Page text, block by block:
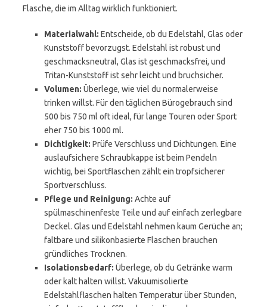
Flasche, die im Alltag wirklich funktioniert.
Materialwahl: Entscheide, ob du Edelstahl, Glas oder
Kunststoff bevorzugst. Edelstahl ist robust und
geschmacksneutral, Glas ist geschmacksfrei, und
Tritan-Kunststoff ist sehr leicht und bruchsicher.
Volumen: Überlege, wie viel du normalerweise
trinken willst. Für den täglichen Bürogebrauch sind
500 bis 750 ml oft ideal, für lange Touren oder Sport
eher 750 bis 1000 ml.
Dichtigkeit: Prüfe Verschluss und Dichtungen. Eine
auslaufsichere Schraubkappe ist beim Pendeln
wichtig, bei Sportflaschen zählt ein tropfsicherer
Sportverschluss.
Pflege und Reinigung: Achte auf
spülmaschinenfeste Teile und auf einfach zerlegbare
Deckel. Glas und Edelstahl nehmen kaum Gerüche an;
faltbare und silikonbasierte Flaschen brauchen
gründliches Trocknen.
Isolationsbedarf: Überlege, ob du Getränke warm
oder kalt halten willst. Vakuumisolierte
Edelstahlflaschen halten Temperatur über Stunden,